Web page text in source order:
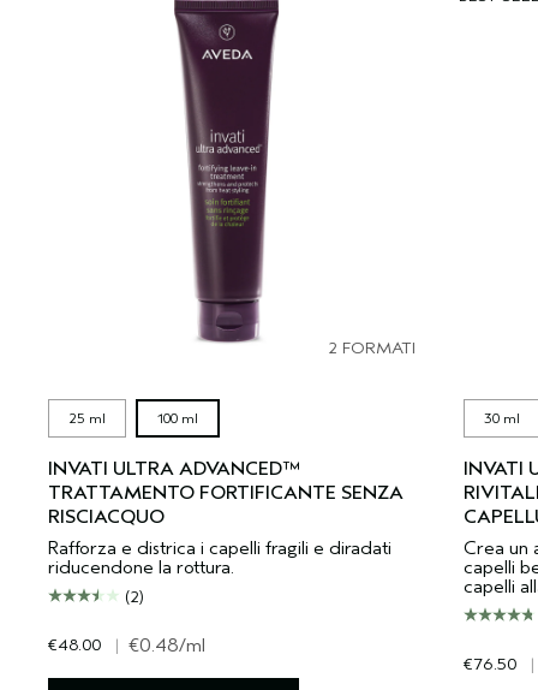
2 FORMATI
25 ml 100 ml
INVATI ULTRA ADVANCED™
TRATTAMENTO FORTIFICANTE SENZA
RISCIACQUO
Rafforza e districa i capelli fragili e diradati
riducendone la rottura.
(2)
€48.00 | €0.48/ml
30 ml
INVATI
Crea un
capelli
capelli
€76.50 |